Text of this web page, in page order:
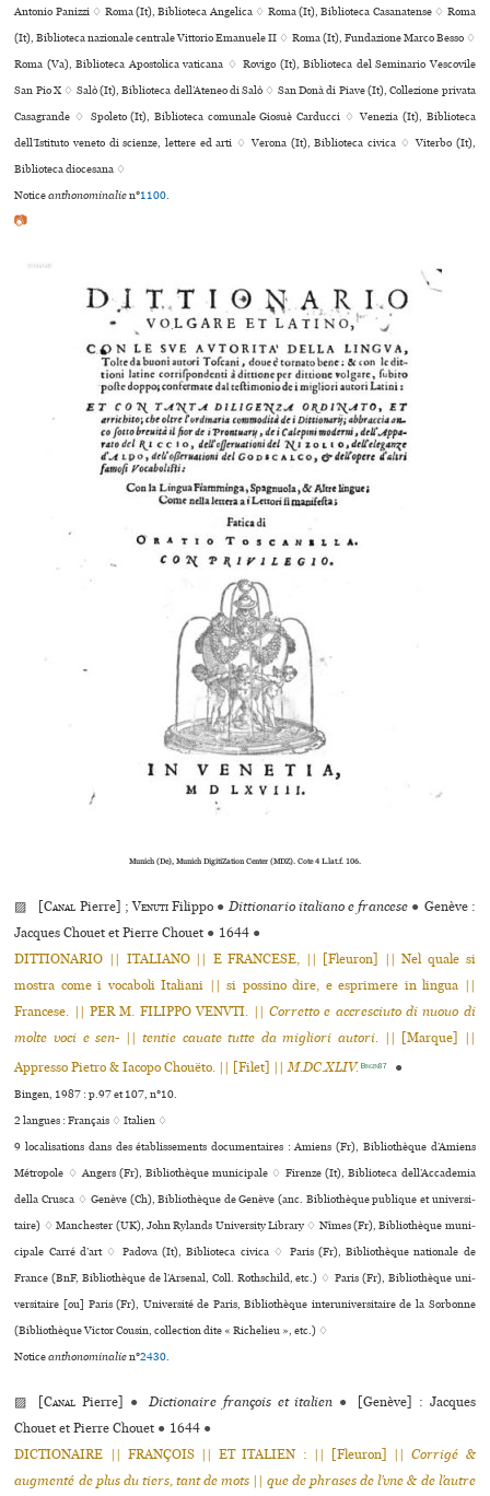
Antonio Panizzi ♢ Roma (It), Biblioteca Angelica ♢ Roma (It), Biblioteca Casanatense ♢ Roma
(It), Biblioteca nazio­nale cen­trale Vittorio Emanuele II ♢ Roma (It), Fundazione Marco Besso ♢
Roma (Va), Biblioteca Apostolica vaticana ♢ Rovigo (It), Biblioteca del Seminario Vescovile
San Pio X ♢ Salò (It), Biblioteca dell’Ateneo di Salò ♢ San Donà di Piave (It), Collezione privata
Casagrande ♢ Spoleto (It), Biblioteca comu­nale Giosuè Carducci ♢ Venezia (It), Biblioteca
dell’Istituto veneto di scienze, lettere ed arti ♢ Verona (It), Biblioteca civica ♢ Viterbo (It),
Biblioteca diocesana ♢
Noticeanthonominalien°1100.
📷
Munich (De), Munich DigitiZation Center (MDZ). Cote 4 L.lat.f. 106.
▨ [Canal Pierre] ;VenutiFilippo ● Dittionario italiano e francese ● Genève :
Jacques Chouet et Pierre Chouet ● 1644 ●
DITTIONARIO || ITALIANO || E FRANCESE, || [Fleuron] || Nel quale si
mostra come i vocaboli Italiani || si possino dire, e esprimere in lingua ||
Francese. || PER M. FILIPPO VENVTI. || Corretto e accresciuto di nuouo di
molte voci e sen- ||tentie cauate tutte da migliori autori.|| [Marque] ||
Appresso Pietro & Iacopo Chouëto. || [Filet] ||M.DC.XLIV. Bingen87 ●
Bingen, 1987 : p.97 et 107, n°10.
2 langues :Français ♢Italien ♢
9 localisations dans des établissements documentaires : Amiens (Fr), Bibliothèque d’Amiens
Métropole ♢ Angers (Fr), Bibliothèque muni­ci­pale ♢ Firenze (It), Biblioteca dell’Accademia
della Crusca ♢ Genève (Ch), Bibliothèque de Genève (anc. Bibliothèque publi­que et uni­ver­si­
taire) ♢ Manchester (UK), John Rylands University Library ♢ Nîmes (Fr), Bibliothèque muni­
ci­pale Carré d’art ♢ Padova (It), Biblioteca civica ♢ Paris (Fr), Bibliothèque nationale de
France (BnF, Bibliothèque de l’Arsenal, Coll. Rothschild, etc.) ♢ Paris (Fr), Bibliothèque uni­
ver­si­taire [ou] Paris (Fr), Université de Paris, Bibliothèque inte­ru­ni­ver­si­taire de la Sorbonne
(Bibliothèque Victor Cousin, collection dite « Richelieu », etc.) ♢
Noticeanthonominalien°2430.
▨ [Canal Pierre] ● Dictionaire françois et italien ●
[Genève] : Jacques
Chouet et Pierre Chouet ● 1644 ●
DICTIONAIRE || FRANÇOIS || ET ITALIEN : || [Fleuron] ||Corrigé &
augmenté de plus du tiers, tant de mots||que de phrases de l’vne & de l’autre